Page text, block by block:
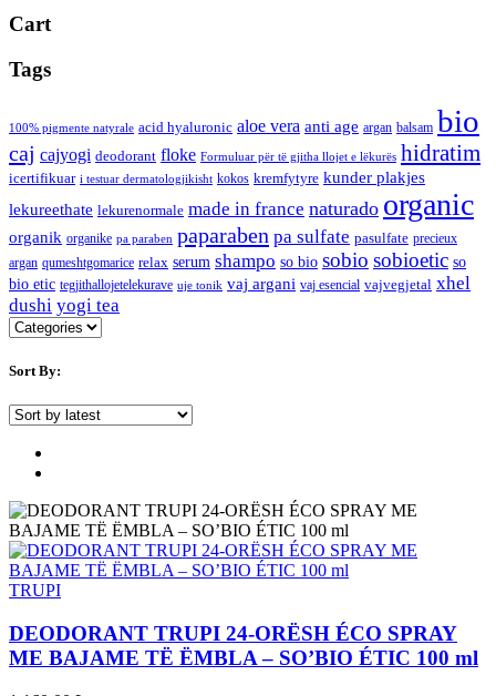
Cart
Tags
100% pigmente natyrale acid hyaluronic aloe vera anti age argan balsam bio
caj cajyogi deodorant floke Formuluar për të gjitha llojet e lëkurës hidratim
icertifikuar i testuar dermatologjikisht kokos kremfytyre kunder plakjes
lekureethate lekurenormale made in france naturado organic
organik organike pa paraben paparaben pa sulfate pasulfate precieux
argan qumeshtgomarice relax serum shampo so bio sobio sobioetic so
bio etic tegjithallojetelekurave uje tonik vaj argani vaj esencial vajvegjetal xhel
dushi yogi tea
Sort By:
TRUPI
DEODORANT TRUPI 24-ORËSH ÉCO SPRAY
ME BAJAME TË ËMBLA – SO’BIO ÉTIC 100 ml